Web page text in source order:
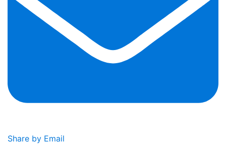
Share by Email